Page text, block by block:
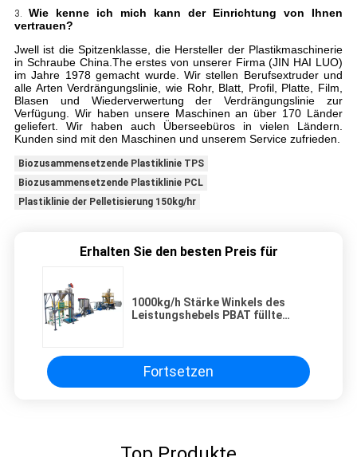
3. Wie kenne ich mich kann der Einrichtung von Ihnen
vertrauen?
Jwell ist die Spitzenklasse, die Hersteller der Plastikmaschinerie
in Schraube China.The erstes von unserer Firma (JIN HAI LUO)
im Jahre 1978 gemacht wurde. Wir stellen Berufsextruder und
alle Arten Verdrängungslinie, wie Rohr, Blatt, Profil, Platte, Film,
Blasen und Wiederverwertung der Verdrängungslinie zur
Verfügung. Wir haben unsere Maschinen an über 170 Länder
geliefert. Wir haben auch Überseebüros in vielen Ländern.
Kunden sind mit den Maschinen und unserem Service zufrieden.
Biozusammensetzende Plastiklinie TPS
Biozusammensetzende Plastiklinie PCL
Plastiklinie der Pelletisierung 150kg/hr
Erhalten Sie den besten Preis für
1000kg/h Stärke Winkels des
Leistungshebels PBAT füllte
Fortsetzen